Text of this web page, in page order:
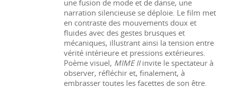
une fusion de mode et de danse, une
narration silencieuse se déploie. Le film met
en contraste des mouvements doux et
fluides avec des gestes brusques et
mécaniques, illustrant ainsi la tension entre
vérité intérieure et pressions extérieures.
Poème visuel, MIME IIinvite le spectateur à
observer, réfléchir et, finalement, à
embrasser toutes les facettes de son être.